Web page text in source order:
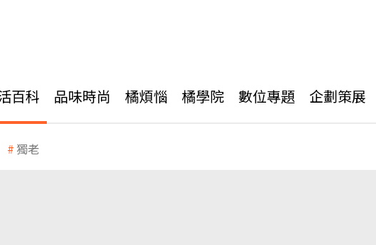
百科 品味時尚 橘煩惱 橘學院 數位專題 企劃策展
獨老